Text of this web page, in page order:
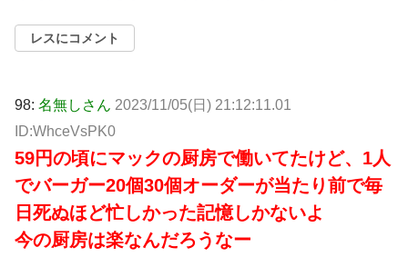
レスにコメント
98: 名無しさん 2023/11/05(日) 21:12:11.01
ID:WhceVsPK0
59円の頃にマックの厨房で働いてたけど、1人
でバーガー20個30個オーダーが当たり前で毎
日死ぬほど忙しかった記憶しかないよ
今の厨房は楽なんだろうなー